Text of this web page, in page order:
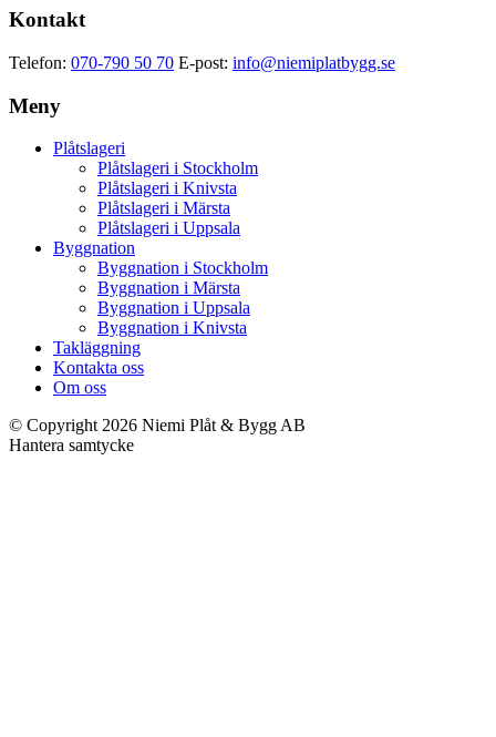
Kontakt
Telefon: 070-790 50 70 E-post: info@niemiplatbygg.se
Meny
Plåtslageri
Plåtslageri i Stockholm
Plåtslageri i Knivsta
Plåtslageri i Märsta
Plåtslageri i Uppsala
Byggnation
Byggnation i Stockholm
Byggnation i Märsta
Byggnation i Uppsala
Byggnation i Knivsta
Takläggning
Kontakta oss
Om oss
© Copyright 2026 Niemi Plåt & Bygg AB
Hantera samtycke